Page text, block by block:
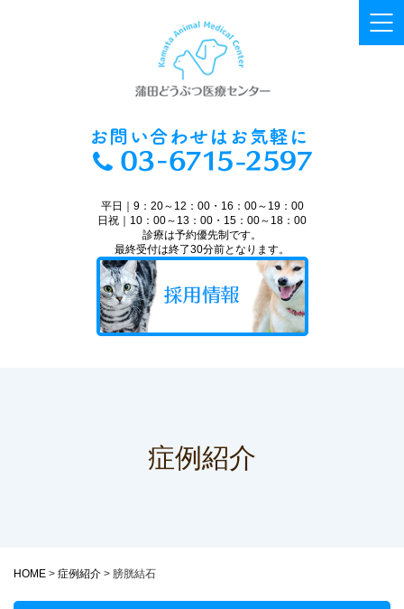
平日｜9：20～12：00・16：00～19：00
日祝｜10：00～13：00・15：00～18：00
診療は予約優先制です。
最終受付は終了30分前となります。
症例紹介
HOME > 症例紹介 > 膀胱結石